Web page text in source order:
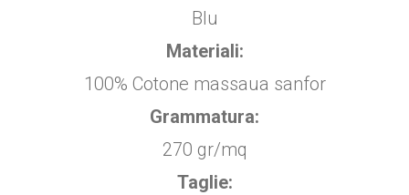
Blu
Materiali:
100% Cotone massaua sanfor
Grammatura:
270 gr/mq
Taglie: